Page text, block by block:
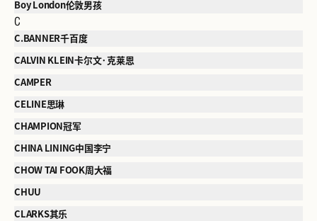
Boy London伦敦男孩
C
C.BANNER千百度
CALVIN KLEIN卡尔文·克莱恩
CAMPER
CELINE思琳
CHAMPION冠军
CHINA LINING中国李宁
CHOW TAI FOOK周大福
CHUU
CLARKS其乐